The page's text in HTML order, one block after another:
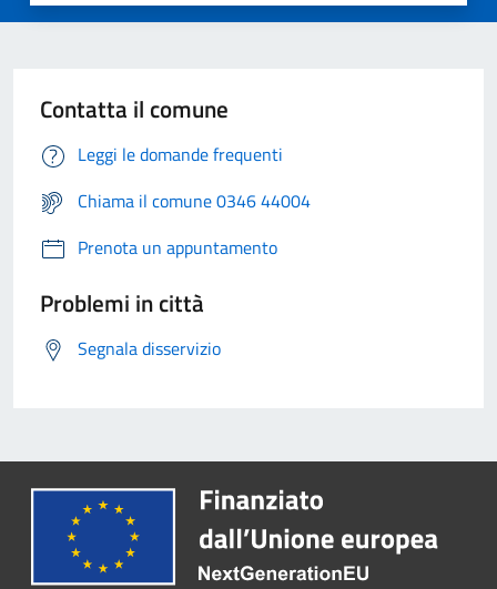
Contatta il comune
Leggi le domande frequenti
Chiama il comune 0346 44004
Prenota un appuntamento
Problemi in città
Segnala disservizio